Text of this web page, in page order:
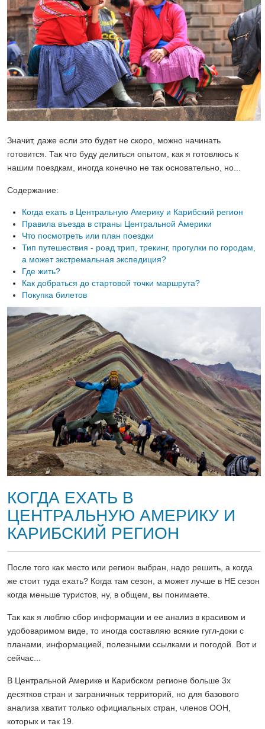
Значит, даже если это будет не скоро, можно начинать
готовится. Так что буду делиться опытом, как я готовлюсь к
нашим поездкам, иногда конечно не так основательно, но...
Содержание:
Когда ехать в Центральную Америку и Карибский регион
Правила въезда в страны Центральной Америки
Что посмотреть или план поездки
Тип путешествия - роад трип, трекинг, прогулки по городам,
а может экстремальная экспедиция?
Где жить?
Как добраться до стартовой точки маршрута?
Покупка билетов
КОГДА ЕХАТЬ В
ЦЕНТРАЛЬНУЮ АМЕРИКУ И
КАРИБСКИЙ РЕГИОН
После того как место или регион выбран, надо решить, а когда
же стоит туда ехать? Когда там сезон, а может лучше в НЕ сезон
когда меньше туристов, ну, в общем, вы понимаете.
Так как я люблю сбор информации и ее анализ в красивом и
удобоваримом виде, то иногда составляю всякие гугл-доки с
планами, информацией, полезными ссылками и погодой. Вот и
сейчас...
В Центральной Америке и Карибском регионе больше 3х
десятков стран и заграничных территорий, но для базового
анализа хватит только официальных стран, членов ООН,
которых и так 19.